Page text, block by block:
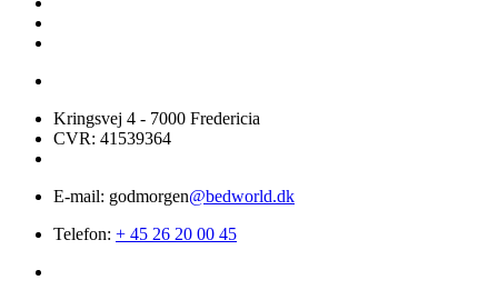
Kringsvej 4 - 7000 Fredericia
CVR: 41539364
E-mail: godmorgen@bedworld.dk
Telefon: + 45 26 20 00 45